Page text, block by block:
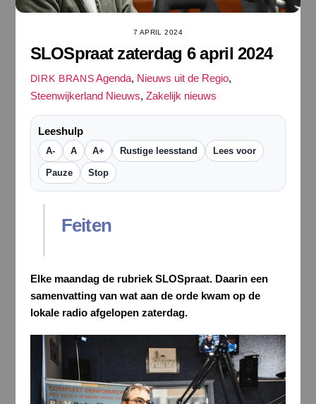
7 APRIL 2024
SLOSpraat zaterdag 6 april 2024
DIRK BRANS Agenda, Nieuws uit de Regio,
Steenwijkerland Nieuws, Zakelijk nieuws
Leeshulp
A- A A+ Rustige leesstand Lees voor
Pauze Stop
Feiten
Elke maandag de rubriek SLOSpraat. Daarin een
samenvatting van wat aan de orde kwam op de
lokale radio afgelopen zaterdag.